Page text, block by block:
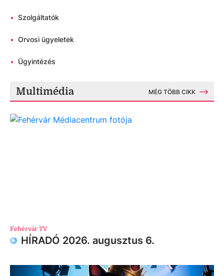
• Szolgáltatók
• Orvosi ügyeletek
• Ügyintézés
Multimédia MÉG TÖBB CIKK
Fehérvár TV
HÍRADÓ 2026. augusztus 6.